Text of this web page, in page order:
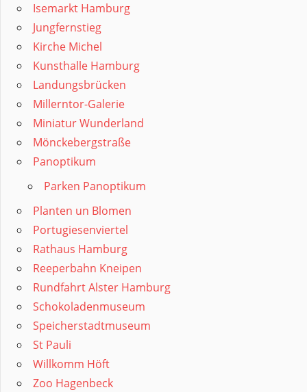
Isemarkt Hamburg
Jungfernstieg
Kirche Michel
Kunsthalle Hamburg
Landungsbrücken
Millerntor-Galerie
Miniatur Wunderland
Mönckebergstraße
Panoptikum
Parken Panoptikum
Planten un Blomen
Portugiesenviertel
Rathaus Hamburg
Reeperbahn Kneipen
Rundfahrt Alster Hamburg
Schokoladenmuseum
Speicherstadtmuseum
St Pauli
Willkomm Höft
Zoo Hagenbeck